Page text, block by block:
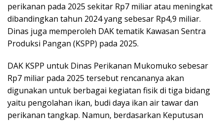
perikanan pada 2025 sekitar Rp7 miliar atau meningkat
dibandingkan tahun 2024 yang sebesar Rp4,9 miliar.
Dinas juga memperoleh DAK tematik Kawasan Sentra
Produksi Pangan (KSPP) pada 2025.
DAK KSPP untuk Dinas Perikanan Mukomuko sebesar
Rp7 miliar pada 2025 tersebut rencananya akan
digunakan untuk berbagai kegiatan fisik di tiga bidang
yaitu pengolahan ikan, budi daya ikan air tawar dan
perikanan tangkap. Namun, berdasarkan Keputusan